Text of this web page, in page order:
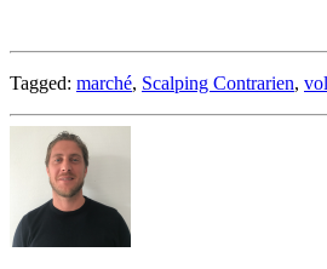
Tagged: marché, Scalping Contrarien,